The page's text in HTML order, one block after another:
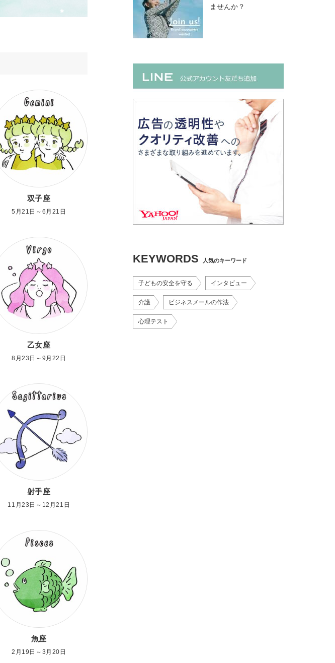
双子座
5月21日～6月21日
乙女座
8月23日～9月22日
射手座
11月23日～12月21日
魚座
2月19日～3月20日
ませんか？
KEYWORDS 人気のキーワード
子どもの安全を守る インタビュー
介護 ビジネスメールの作法
心理テスト